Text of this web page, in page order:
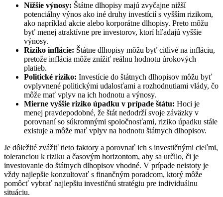
Nižšie výnosy: Štátne dlhopisy majú zvyčajne nižší
potenciálny výnos ako iné druhy investícií s vyšším rizikom,
ako napríklad akcie alebo korporátne dlhopisy. Preto môžu
byť menej atraktívne pre investorov, ktorí hľadajú vyššie
výnosy.
Riziko inflácie: Štátne dlhopisy môžu byť citlivé na infláciu,
pretože inflácia môže znížiť reálnu hodnotu úrokových
platieb.
Politické riziko: Investície do štátnych dlhopisov môžu byť
ovplyvnené politickými udalosťami a rozhodnutiami vlády, čo
môže mať vplyv na ich hodnotu a výnosy.
Mierne vyššie riziko úpadku v prípade štátu: Hoci je
menej pravdepodobné, že štát nedodrží svoje záväzky v
porovnaní so súkromnými spoločnosťami, riziko úpadku stále
existuje a môže mať vplyv na hodnotu štátnych dlhopisov.
Je dôležité zvážiť tieto faktory a porovnať ich s investičnými cieľmi,
toleranciou k riziku a časovým horizontom, aby sa určilo, či je
investovanie do štátnych dlhopisov vhodné. V prípade neistoty je
vždy najlepšie konzultovať s finančným poradcom, ktorý môže
pomôcť vybrať najlepšiu investičnú stratégiu pre individuálnu
situáciu.